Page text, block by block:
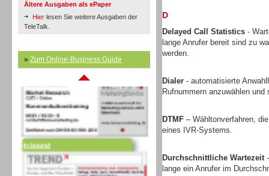
Ältere Ausgaben als ePaper
Hier lesen Sie weitere Ausgaben der
TeleTalk.
» Zum Online-Business Guide
Inbound
Inbound
D
Delayed Call Statistics -
lange Anrufer bereit sind zu
werden.
Dialer - automatisierte
Rufnummern anzuwählen
DTMF – Wähltonverfahren,
eines IVR-Systems.
Durchschnittliche Wartezeit-
lange ein Anrufer im